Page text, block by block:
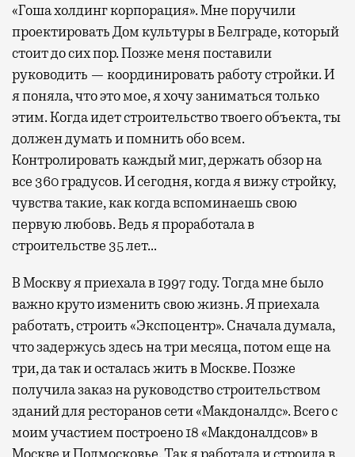
«Гоша холдинг корпорация». Мне поручили
проектировать Дом культуры в Белграде, который
стоит до сих пор. Позже меня поставили
руководить — координировать работу стройки. И
я поняла, что это мое, я хочу заниматься только
этим. Когда идет строительство твоего объекта, ты
должен думать и помнить обо всем.
Контролировать каждый миг, держать обзор на
все 360 градусов. И сегодня, когда я вижу стройку,
чувства такие, как когда вспоминаешь свою
первую любовь. Ведь я проработала в
строительстве 35 лет…
В Москву я приехала в 1997 году. Тогда мне было
важно круто изменить свою жизнь. Я приехала
работать, строить «Экспоцентр». Сначала думала,
что задержусь здесь на три месяца, потом еще на
три, да так и осталась жить в Москве. Позже
получила заказ на руководство строительством
зданий для ресторанов сети «Макдоналдс». Всего с
моим участием построено 18 «Макдоналдсов» в